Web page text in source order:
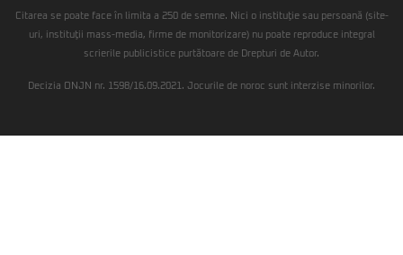
Citarea se poate face în limita a 250 de semne. Nici o instituţie sau persoană (site-
uri, instituţii mass-media, firme de monitorizare) nu poate reproduce integral
scrierile publicistice purtătoare de Drepturi de Autor.
Decizia ONJN nr. 1598/16.09.2021. Jocurile de noroc sunt interzise minorilor.